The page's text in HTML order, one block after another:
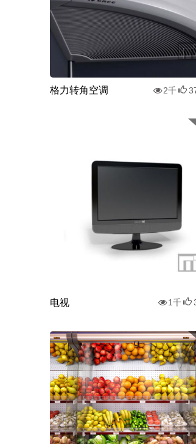
格力转角空调 2千
电视 1千